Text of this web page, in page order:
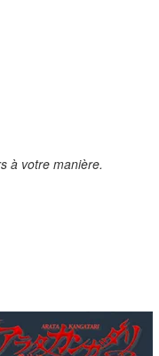
à votre manière.